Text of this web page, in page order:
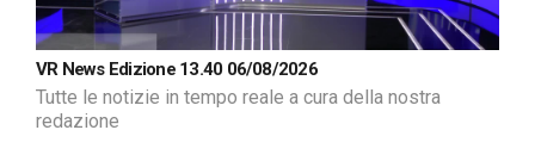
VR News Edizione 13.40 06/08/2026
Tutte le notizie in tempo reale a cura della nostra
redazione